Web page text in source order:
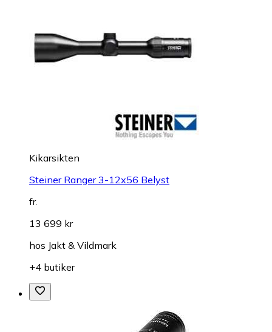
Kikarsikten
Steiner Ranger 3-12x56 Belyst
fr.
13 699 kr
hos Jakt & Vildmark
+4 butiker